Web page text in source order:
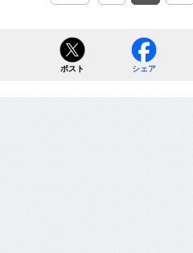
ポスト シェア